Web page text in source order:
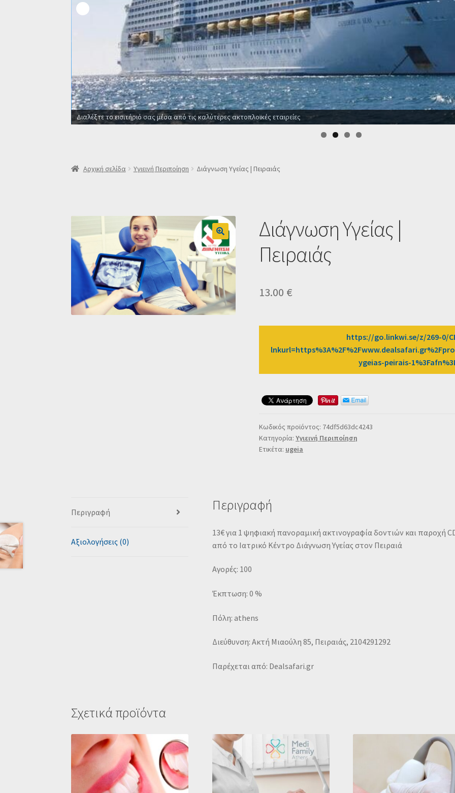
Διαλέξτε το εισιτήριό σας μέσα από τις καλύτερες ακτοπλοϊκές εταιρείες
Αρχική σελίδα Υγιεινή Περιποίηση Διάγνωση Υγείας | Πειραιάς
Διάγνωση Υγείας |
Πειραιάς
13.00 €
https://go.linkwi.se/z/269-0/
ygeias-peirais-
Κωδικός προϊόντος: 74df5d63dc4243
Κατηγορία:Υγιεινή Περιποίηση
Ετικέτα: ugeia
Περιγραφή
Αξιολογήσεις (0)
Περιγραφή
13€ για 1 ψηφιακή πανοραμική ακτινογραφία δοντιών και παροχή
από το Ιατρικό Κέντρο Διάγνωση Υγείας στον Πειραιά
Αγορές: 100
Έκπτωση: 0 %
Πόλη: athens
Διεύθυνση: Ακτή Μιαούλη 85, Πειραιάς, 2104291292
Παρέχεται από: Dealsafari.gr
Σχετικά προϊόντα